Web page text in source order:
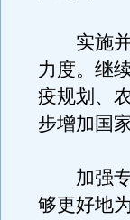
实施并
力度。继
疫规划、
步增加国
加强专
够更好地